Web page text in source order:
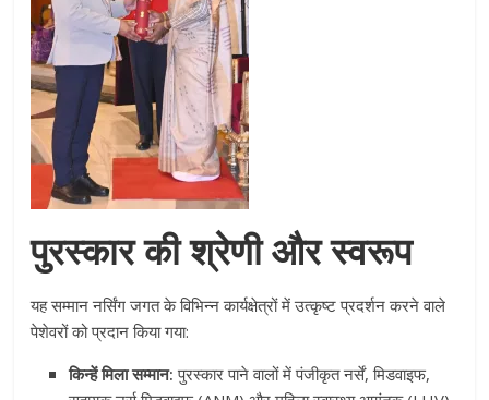
पुरस्कार की श्रेणी और स्वरूप
यह सम्मान नर्सिंग जगत के विभिन्न कार्यक्षेत्रों में उत्कृष्ट प्रदर्शन करने वाले
पेशेवरों को प्रदान किया गया:
किन्हें मिला सम्मान: पुरस्कार पाने वालों में पंजीकृत नर्सें, मिडवाइफ,